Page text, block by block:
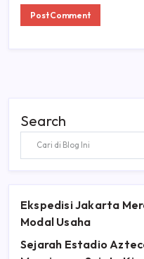
Search
Ekspedisi Jakarta
Modal Usaha
Sejarah Estadio